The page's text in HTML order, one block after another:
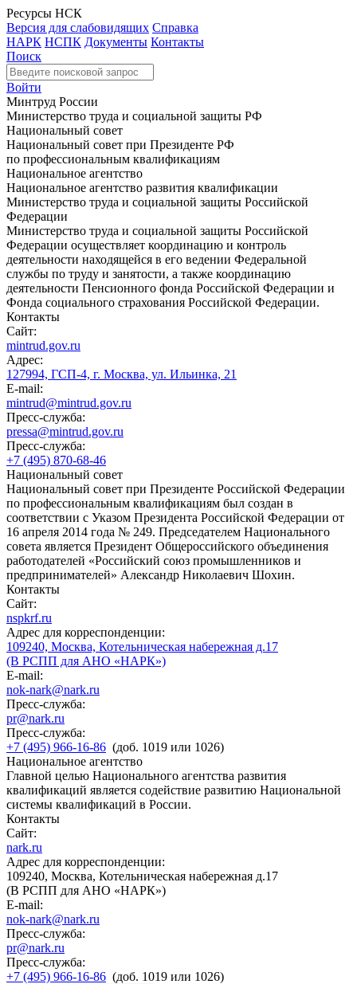
Ресурсы НСК
Версия для слабовидящих Справка
НАРК НСПК Документы Контакты
Поиск
Войти
Минтруд России
Министерство труда и социальной защиты РФ
Национальный совет
Национальный совет при Президенте РФ
по профессиональным квалификациям
Национальное агентство
Национальное агентство развития квалификации
Министерство труда и социальной защиты Российской
Федерации
Министерство труда и социальной защиты Российской
Федерации осуществляет координацию и контроль
деятельности находящейся в его ведении Федеральной
службы по труду и занятости, а также координацию
деятельности Пенсионного фонда Российской Федерации и
Фонда социального страхования Российской Федерации.
Контакты
Сайт:
mintrud.gov.ru
Адрес:
127994, ГСП-4, г. Москва, ул. Ильинка, 21
E-mail:
mintrud@mintrud.gov.ru
Пресс-служба:
pressa@mintrud.gov.ru
Пресс-служба:
+7 (495) 870-68-46
Национальный совет
Национальный совет при Президенте Российской Федерации
по профессиональным квалификациям был создан в
соответствии с Указом Президента Российской Федерации от
16 апреля 2014 года № 249. Председателем Национального
совета является Президент Общероссийского объединения
работодателей «Российский союз промышленников и
предпринимателей» Александр Николаевич Шохин.
Контакты
Сайт:
nspkrf.ru
Адрес для корреспонденции:
109240, Москва, Котельническая набережная д.17
(В РСПП для АНО «НАРК»)
E-mail:
nok-nark@nark.ru
Пресс-служба:
pr@nark.ru
Пресс-служба:
+7 (495) 966-16-86 (доб. 1019 или 1026)
Национальное агентство
Главной целью Национального агентства развития
квалификаций является содействие развитию Национальной
системы квалификаций в России.
Контакты
Сайт:
nark.ru
Адрес для корреспонденции:
109240, Москва, Котельническая набережная д.17
(В РСПП для АНО «НАРК»)
E-mail:
nok-nark@nark.ru
Пресс-служба:
pr@nark.ru
Пресс-служба:
+7 (495) 966-16-86 (доб. 1019 или 1026)